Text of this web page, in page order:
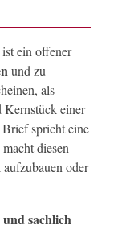
ein offener
und zu
als
Kernstück einer
spricht eine
diesen
oder
und sachlich